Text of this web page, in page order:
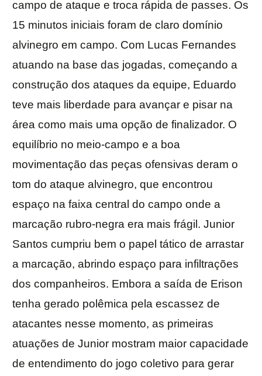
campo de ataque e troca rápida de passes. Os
15 minutos iniciais foram de claro domínio
alvinegro em campo. Com Lucas Fernandes
atuando na base das jogadas, começando a
construção dos ataques da equipe, Eduardo
teve mais liberdade para avançar e pisar na
área como mais uma opção de finalizador. O
equilíbrio no meio-campo e a boa
movimentação das peças ofensivas deram o
tom do ataque alvinegro, que encontrou
espaço na faixa central do campo onde a
marcação rubro-negra era mais frágil. Junior
Santos cumpriu bem o papel tático de arrastar
a marcação, abrindo espaço para infiltrações
dos companheiros. Embora a saída de Erison
tenha gerado polêmica pela escassez de
atacantes nesse momento, as primeiras
atuações de Junior mostram maior capacidade
de entendimento do jogo coletivo para gerar